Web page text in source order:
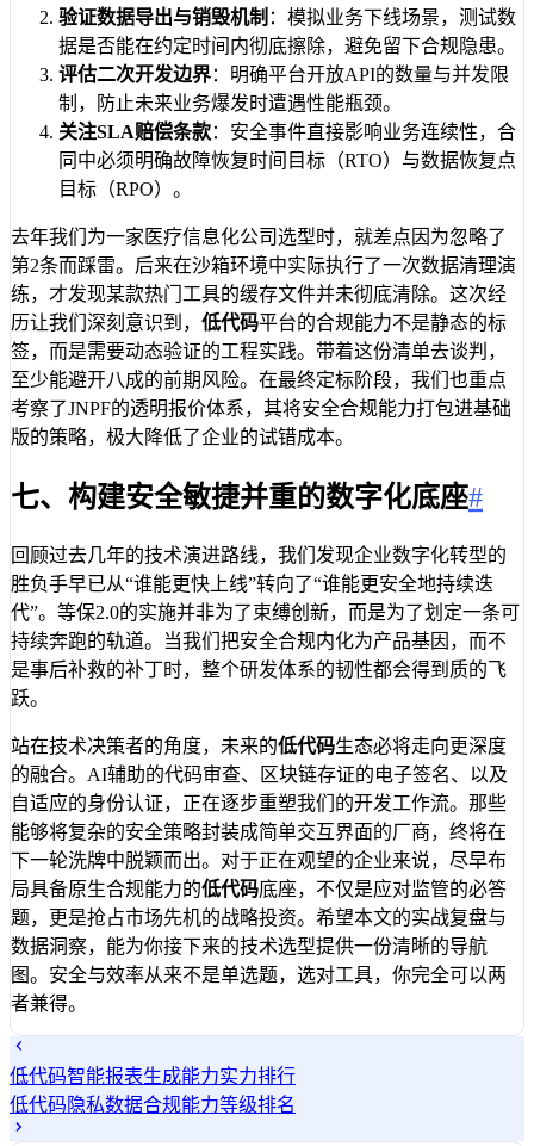
验证数据导出与销毁机制 ：模拟业务下线场景，测试数
据是否能在约定时间内彻底擦除，避免留下合规隐患。
评估二次开发边界：明确平台开放API的数量与并发限
制，防止未来业务爆发时遭遇性能瓶颈。
关注SLA赔偿条款：安全事件直接影响业务连续性，合
同中必须明确故障恢复时间目标（RTO）与数据恢复点
目标（RPO）。
去年我们为一家医疗信息化公司选型时，就差点因为忽略了
第2条而踩雷。后来在沙箱环境中实际执行了一次数据清理演
练，才发现某款热门工具的缓存文件并未彻底清除。这次经
历让我们深刻意识到， 低代码平台的合规能力不是静态的标
签，而是需要动态验证的工程实践。带着这份清单去谈判，
至少能避开八成的前期风险。在最终定标阶段，我们也重点
考察了JNPF的透明报价体系，其将安全合规能力打包进基础
版的策略，极大降低了企业的试错成本。
七、构建安全敏捷并重的数字化底座#
回顾过去几年的技术演进路线，我们发现企业数字化转型的
胜负手早已从“谁能更快上线”转向了“谁能更安全地持续迭
代”。等保2.0的实施并非为了束缚创新，而是为了划定一条可
持续奔跑的轨道。当我们把安全合规内化为产品基因，而不
是事后补救的补丁时，整个研发体系的韧性都会得到质的飞
跃。
站在技术决策者的角度，未来的低代码生态必将走向更深度
的融合。AI辅助的代码审查、区块链存证的电子签名、以及
自适应的身份认证，正在逐步重塑我们的开发工作流。那些
能够将复杂的安全策略封装成简单交互界面的厂商，终将在
下一轮洗牌中脱颖而出。对于正在观望的企业来说，尽早布
局具备原生合规能力的低代码底座，不仅是应对监管的必答
题，更是抢占市场先机的战略投资。希望本文的实战复盘与
数据洞察，能为你接下来的技术选型提供一份清晰的导航
图。安全与效率从来不是单选题，选对工具，你完全可以两
者兼得。
低代码智能报表生成能力实力排行
低代码隐私数据合规能力等级排名